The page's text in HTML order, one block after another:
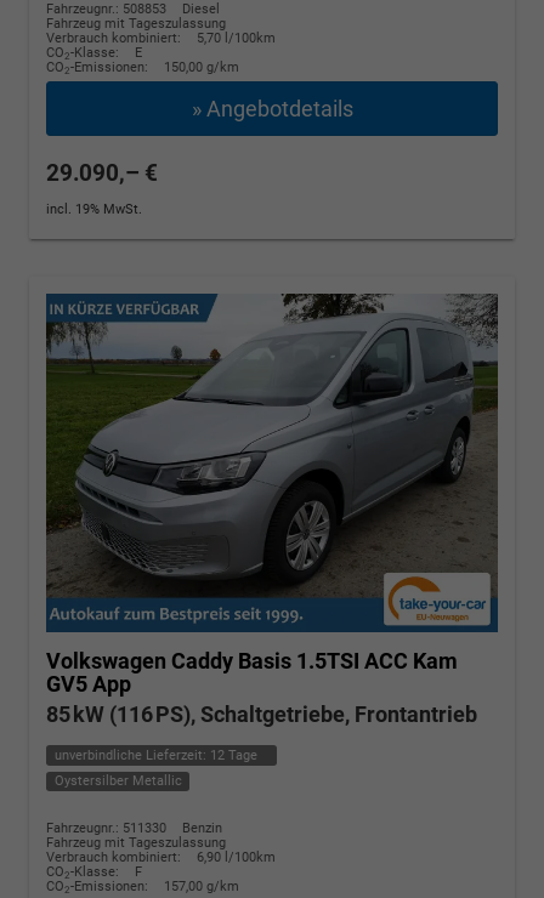
Fahrzeugnr.: 508853
Diesel
Fahrzeug mit Tageszulassung
Verbrauch kombiniert:
5,70 l/100km
CO2-Klasse:
E
CO2-Emissionen: 150,00 g/km
» Angebotdetails
29.090,– €
incl. 19% MwSt.
Volkswagen Caddy Basis 1.5TSI ACC Kam
GV5 App
85 kW (116 PS), Schaltgetriebe, Frontantrieb
unverbindliche Lieferzeit: 12 Tage
Oystersilber Metallic
Fahrzeugnr.: 511330
Benzin
Fahrzeug mit Tageszulassung
Verbrauch kombiniert:
6,90 l/100km
CO2-Klasse:
F
CO2-Emissionen: 157,00 g/km